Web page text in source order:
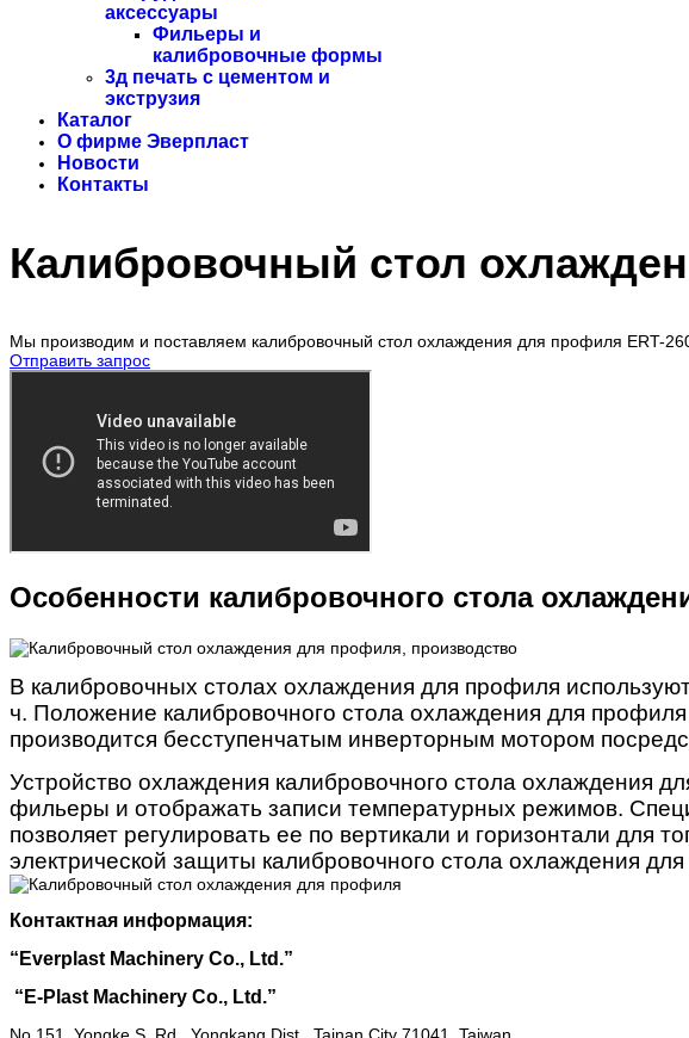
аксессуары
Фильеры и
калибровочные формы
3д печать с цементом и
экструзия
Каталог
О фирме Эверпласт
Новости
Контакты
Калибровочный стол
Мы производим и поставляем калибровочный стол охлаждения для профиля ERT-
Отправить запрос
Особенности калибровочного стола
В калибровочных столах охлаждения для профиля
ч. Положение калибровочного стола охлаждения для
производится бесступенчатым инверторным мотором
Устройство охлаждения калибровочного стола охлаждения
фильеры и отображать записи температурных режимов.
позволяет регулировать ее по вертикали и горизонтали для
электрической защиты калибровочного стола охлаждения
Контактная информация:
“ Everplast Machinery Co., Ltd.”
“ E-Plast Machinery Co., Ltd.”